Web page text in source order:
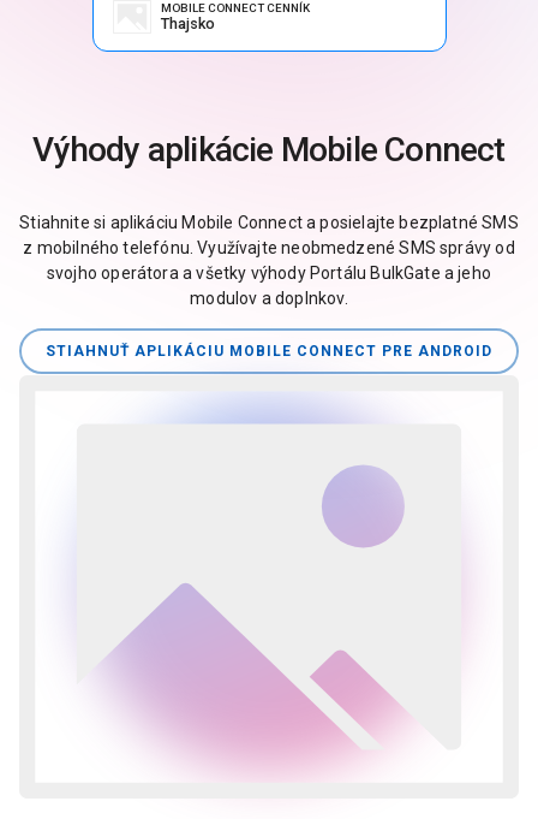
MOBILE CONNECT CENNÍK
Thajsko
Výhody aplikácie Mobile Connect
Stiahnite si aplikáciu Mobile Connect a posielajte bezplatné SMS
z mobilného telefónu. Využívajte neobmedzené SMS správy od
svojho operátora a všetky výhody Portálu BulkGate a jeho
modulov a doplnkov.
STIAHNUŤ APLIKÁCIU MOBILE CONNECT PRE ANDROID